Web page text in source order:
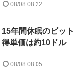
08/08 08:22
15年間休眠のビッ
得単価は約10ドル
08/08 08:05